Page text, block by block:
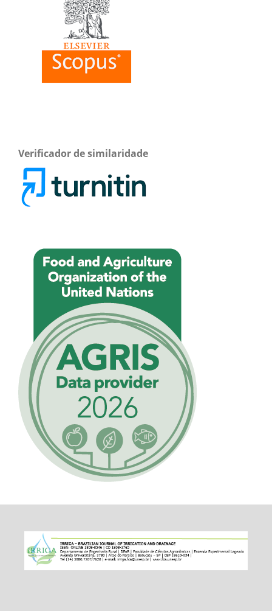
Verificador de similaridade